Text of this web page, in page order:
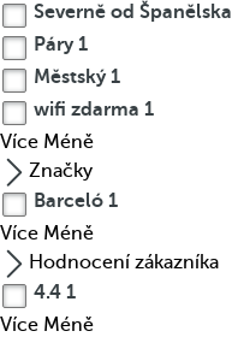
Severně od Španělska
Páry1
Městský1
wifi zdarma 1
Více Méně
Značky
Barceló 1
Více Méně
Hodnocení zákazníka
4.4 1
Více Méně